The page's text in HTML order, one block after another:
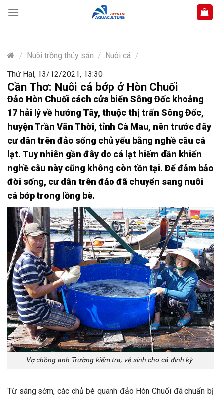
content
/ Nuôi trồng thủy sản / Nuôi cá /
Thứ Hai, 13/12/2021, 13:30
Cần Thơ: Nuôi cá bớp ở Hòn Chuối
Ðảo Hòn Chuối cách cửa biển Sông Ðốc khoảng
17 hải lý về hướng Tây, thuộc thị trấn Sông Ðốc,
huyện Trần Văn Thời, tỉnh Cà Mau, nên trước đây
cư dân trên đảo sống chủ yếu bằng nghề câu cá
lạt. Tuy nhiên gần đây do cá lạt hiếm dần khiến
nghề câu này cũng không còn tồn tại. Ðể đảm bảo
đời sống, cư dân trên đảo đã chuyển sang nuôi
cá bớp trong lồng bè.
Vợ chồng anh Trường kiểm tra, vệ sinh cho cá định kỳ.
Từ sáng sớm, các chủ bè quanh đảo Hòn Chuối đã chuẩn bị